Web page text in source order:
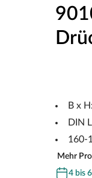
B x
DIN
160-
Mehr
4 bis